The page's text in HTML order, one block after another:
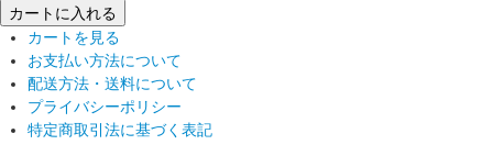
カートに入れる
カートを見る
お支払い方法について
配送方法・送料について
プライバシーポリシー
特定商取引法に基づく表記